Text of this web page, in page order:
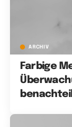
ARCHIV
Farbige